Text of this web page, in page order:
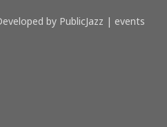
by PublicJazz | events